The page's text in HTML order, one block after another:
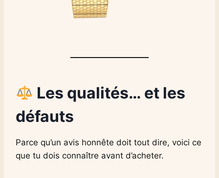
Les qualités… et les
défauts
Parce qu’un avis honnête doit tout dire, voici ce
que tu dois connaître avant d’acheter.